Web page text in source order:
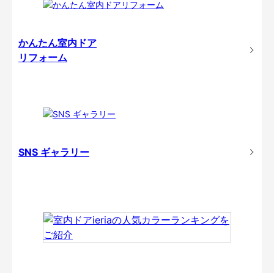
かんたん室内ドア
リフォーム
SNS ギャラリー